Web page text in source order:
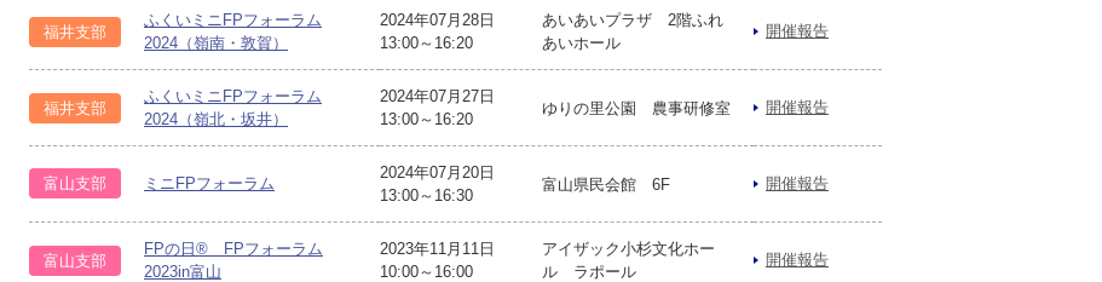
福井支部
ふくいミニFPフォーラム
2024（嶺南・敦賀）
2024年07月28日
13:00～16:20
あいあいプラザ 2階ふれ
あいホール
開催報告
福井支部
ふくいミニFPフォーラム
2024（嶺北・坂井）
2024年07月27日
13:00～16:20
ゆりの里公園 農事研修室 開催報告
富山支部 ミニFPフォーラム
2024年07月20日
13:00～16:30
富山県民会館 6F 開催報告
富山支部
FPの日® FPフォーラム
2023in富山
2023年11月11日
10:00～16:00
アイザック小杉文化ホー
ル ラポール
開催報告